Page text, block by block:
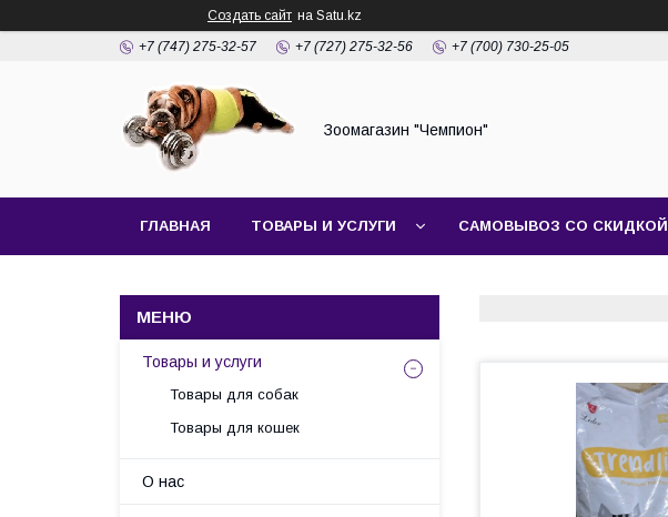
Создать сайт на Satu.kz
+7 (747) 275-32-57 +7 (727) 275-32-56 +7 (700) 730-25-05
Зоомагазин "Чемпион"
ГЛАВНАЯ ТОВАРЫ И УСЛУГИ САМОВЫВОЗ СО СКИДКОЙ
Товары и услуги
Товары для собак
Товары для кошек
О нас